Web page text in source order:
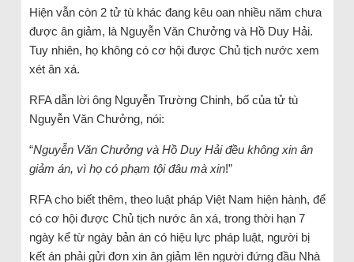
Hiện vẫn còn 2 tử tù khác đang kêu oan nhiều năm chưa
được ân giảm, là Nguyễn Văn Chưởng và Hồ Duy Hải.
Tuy nhiên, họ không có cơ hội được Chủ tịch nước xem
xét ân xá.
RFA dẫn lời ông Nguyễn Trường Chinh, bố của tử tù
Nguyễn Văn Chưởng, nói:
“Nguyễn Văn Chưởng và Hồ Duy Hải đều không xin ân
giảm án, vì họ có phạm tội đâu mà xin!”
RFA cho biết thêm, theo luật pháp Việt Nam hiện hành, để
có cơ hội được Chủ tịch nước ân xá, trong thời hạn 7
ngày kể từ ngày bản án có hiệu lực pháp luật, người bị
kết án phải gửi đơn xin ân giảm lên người đứng đầu Nhà